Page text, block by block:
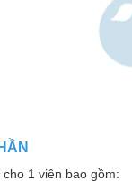
1 viên bao gồm: